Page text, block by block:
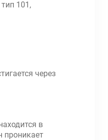
101,
через
в
проникает